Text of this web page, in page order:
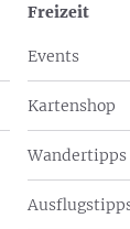
Freizeit
Events
Kartenshop
Wandertipps